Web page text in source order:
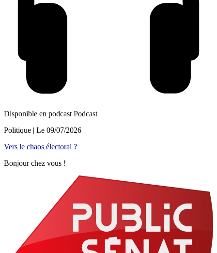
Disponible en podcast Podcast
Politique | Le 09/07/2026
Vers le chaos électoral ?
Bonjour chez vous !